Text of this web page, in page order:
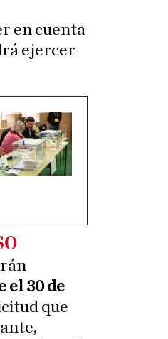
en cuenta
ejercer
el 30 de
que